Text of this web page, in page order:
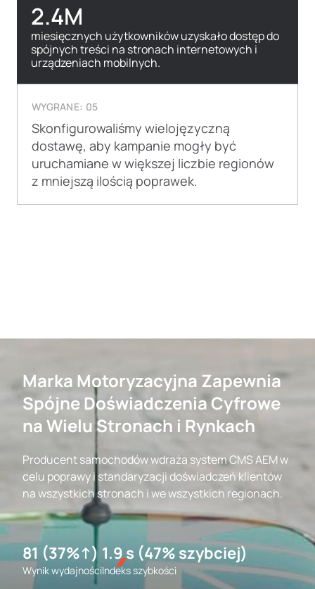
2.4M
miesięcznych użytkowników uzyskało dostęp do
spójnych treści na stronach internetowych i
urządzeniach mobilnych.
WYGRANE: 05
Skonfigurowaliśmy wielojęzyczną
dostawę, aby kampanie mogły być
uruchamiane w większej liczbie regionów
z mniejszą ilością poprawek.
Marka Motoryzacyjna Zapewnia
Spójne Doświadczenia Cyfrowe
na Wielu Stronach i Rynkach
Producent samochodów wdraża system CMS AEM w
celu poprawy i standaryzacji doświadczeń klientów
na wszystkich stronach i we wszystkich regionach.
81 (37%↑)
Wynik wydajności
1.9 s (47% szybciej)
Indeks szybkości